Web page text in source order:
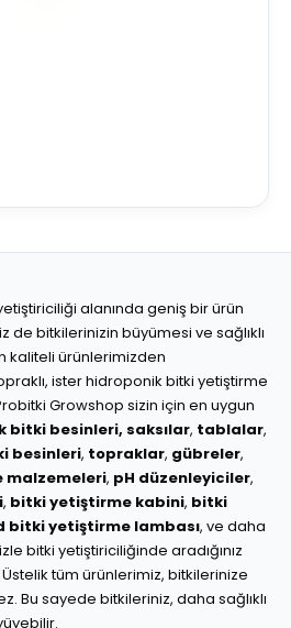
alanında geniş bir ürün
de bitkilerinizin büyümesi ve sağlıklı
kaliteli ürünlerimizden
ister hidroponik bitki yetiştirme
Growshop sizin için en uygun
bitki besinleri, saksılar, tablalar,
besinleri, topraklar, gübreler,
malzemeleri, pH düzenleyiciler,
, bitki yetiştirme kabini, bitki
bitki yetiştirme lambası, ve daha
bitki yetiştiriciliğinde aradığınız
tüm ürünlerimiz, bitkilerinize
Bu sayede bitkileriniz, daha sağlıklı